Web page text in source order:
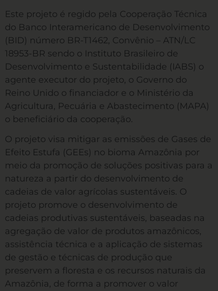
Este projeto é regido pela Cooperação Técnica
do Banco Interamericano de Desenvolvimento
(BID) número BR-T1462, Convênio – ATN/LC
18953-BR sendo o Instituto Brasileiro de
Desenvolvimento e Sustentabilidade (IABS) o
agente executor do projeto, o Governo do
Reino Unido o financiador e o Ministério da
Agricultura, Pecuária e Abastecimento (MAPA)
o beneficiário da cooperação.
O projeto visa mitigar as emissões de Gases de
Efeito Estufa (GEEs) no bioma Amazônia por
meio da promoção de soluções positivas para a
natureza a partir do desenvolvimento de
cadeias de valor agrícolas sustentáveis. O
projeto promove o desenvolvimento de
cadeias produtivas sustentáveis, baseadas na
agregação de valor de produtos amazônicos,
assistência técnica e a aplicação de sistemas
de gestão e técnicas de produção que
preservem a floresta e os recursos naturais da
Amazônia, de forma a promover o valor